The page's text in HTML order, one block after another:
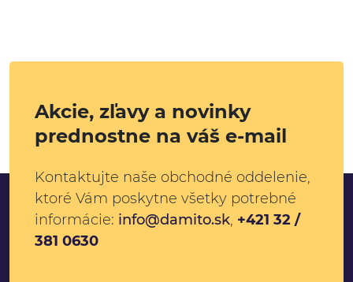
Akcie, zľavy a novinky
prednostne na váš e-mail
Kontaktujte naše obchodné oddelenie,
ktoré Vám poskytne všetky potrebné
informácie: info@damito.sk, +421 32 /
381 0630